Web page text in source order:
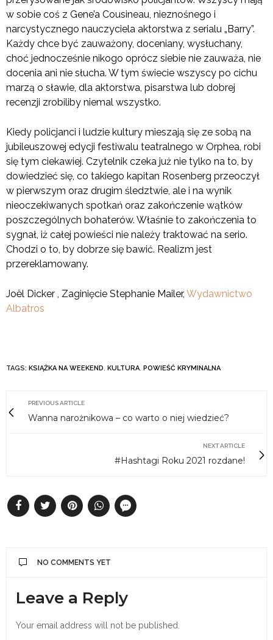
w sobie coś z Gene’a Cousineau, nieznośnego i
narcystycznego nauczyciela aktorstwa z serialu „Barry”.
Każdy chce być zauważony, doceniany, wysłuchany,
choć jednocześnie nikogo oprócz siebie nie zauważa, nie
docenia ani nie słucha. W tym świecie wszyscy po cichu
marzą o sławie, dla aktorstwa, pisarstwa lub dobrej
recenzji zrobiliby niemal wszystko.
Kiedy policjanci i ludzie kultury mieszają się ze sobą na
jubileuszowej edycji festiwalu teatralnego w Orphea, robi
się tym ciekawiej. Czytelnik czeka już nie tylko na to, by
dowiedzieć się, co takiego kapitan Rosenberg przeoczył
w pierwszym oraz drugim śledztwie, ale i na wynik
nieoczekiwanych spotkań oraz zakończenie wątków
poszczególnych bohaterów. Właśnie to zakończenia to
sygnał, iż całej powieści nie należy traktować na serio.
Chodzi o to, by dobrze się bawić. Realizm jest
przereklamowany.
Joël Dicker , Zaginięcie Stephanie Mailer, Wydawnictwo
Albatros
TAGS: KSIĄŻKA NA WEEKEND, KULTURA, POWIEŚĆ KRYMINALNA
PREVIOUS ARTICLE
Wanna narożnikowa – co warto o niej wiedzieć?
NEXT ARTICLE
#Hashtagi Roku 2021 rozdane!
NO COMMENTS YET
Leave a Reply
Your email address will not be published.